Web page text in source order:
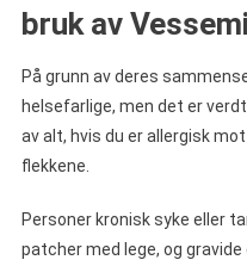
bruk av
På grunn av deres
helsefarlige, men det er
av alt, hvis du er allergisk
flekkene.
Personer kronisk syke eller
patcher med lege, og